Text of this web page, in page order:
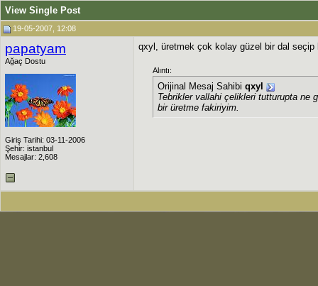
View Single Post
19-05-2007, 12:08
papatyam
Ağaç Dostu
Giriş Tarihi: 03-11-2006
Şehir: istanbul
Mesajlar: 2,608
qxyl, üretmek çok kolay güzel bir dal seçip
Alıntı:
Orijinal Mesaj Sahibi qxyl
Tebrikler vallahi çelikleri tutturupta ne
bir üretme fakiriyim.